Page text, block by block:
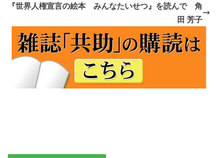
『世界人権宣言の絵本 みんなたいせつ』を読んで 角
田 芳子